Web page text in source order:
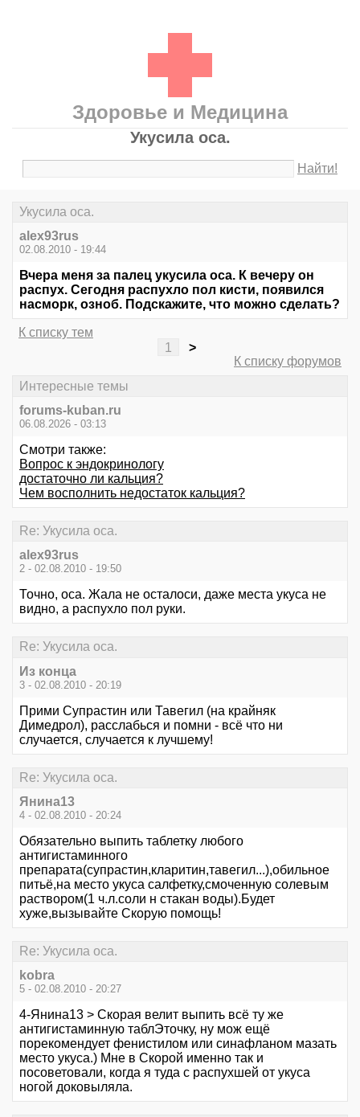
Здоровье и Медицина
Укусила оса.
Найти!
Укусила оса.
alex93rus
02.08.2010 - 19:44
Вчера меня за палец укусила оса. К вечеру он
распух. Сегодня распухло пол кисти, появился
насморк, озноб. Подскажите, что можно сделать?
К списку тем
1
>
К списку форумов
Интересные темы
forums-kuban.ru
06.08.2026 - 03:13
Смотри также:
Вопрос к эндокринологу
достаточно ли кальция?
Чем восполнить недостаток кальция?
Re: Укусила оса.
alex93rus
2 - 02.08.2010 - 19:50
Точно, оса. Жала не осталоси, даже места укуса не
видно, а распухло пол руки.
Re: Укусила оса.
Из конца
3 - 02.08.2010 - 20:19
Прими Супрастин или Тавегил (на крайняк
Димедрол), расслабься и помни - всё что ни
случается, случается к лучшему!
Re: Укусила оса.
Янина13
4 - 02.08.2010 - 20:24
Обязательно выпить таблетку любого
антигистаминного
препарата(супрастин,кларитин,тавегил...),обильное
питьё,на место укуса салфетку,смоченную солевым
раствором(1 ч.л.соли н стакан воды).Будет
хуже,вызывайте Скорую помощь!
Re: Укусила оса.
kobra
5 - 02.08.2010 - 20:27
4-Янина13 > Скорая велит выпить всё ту же
антигистаминную таблЭточку, ну мож ещё
порекомендует фенистилом или синафланом мазать
место укуса.) Мне в Скорой именно так и
посоветовали, когда я туда с распухшей от укуса
ногой доковыляла.